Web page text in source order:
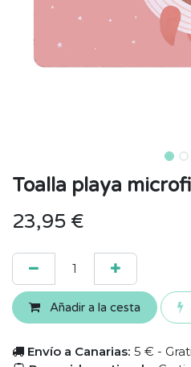
Toalla playa
23,95 €
Añadir a la cesta
Envío a Canarias: 5 € -